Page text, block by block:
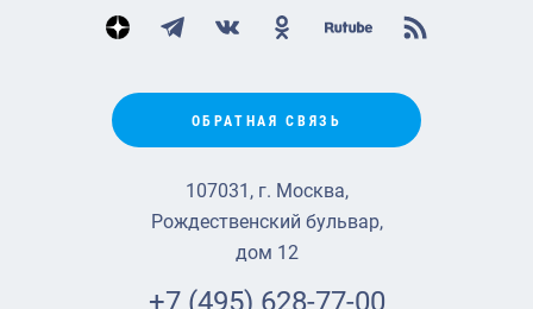
ОБРАТНАЯ СВЯЗЬ
107031, г. Москва,
Рождественский бульвар,
дом 12
+7 (495) 628-77-00